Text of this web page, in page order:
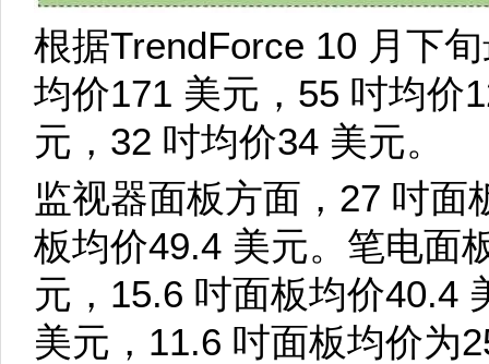
根据TrendForce 10 月下
均价171 美元，55 吋均价
元，32 吋均价34 美元。
监视器面板方面，27 吋面
板均价49.4 美元。笔电面
元，15.6 吋面板均价40.4
美元，11.6 吋面板均价为